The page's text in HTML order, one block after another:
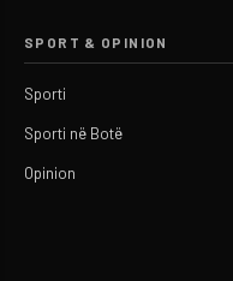
SPORT & OPINION
Sporti
Sporti në Botë
Opinion